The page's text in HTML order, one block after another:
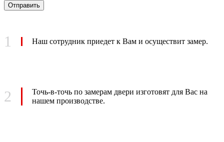
1 Наш сотрудник приедет к Вам и осуществит замер.
2 Точь-в-точь по замерам двери изготовят для Вас на
нашем производстве.